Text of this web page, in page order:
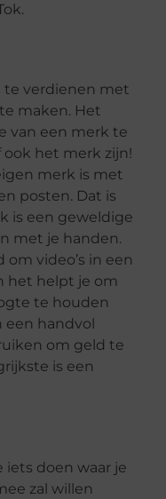
te verdienen met
maken. Het
van een merk te
ook het merk zijn!
merk is met
posten. Dat is
is een geweldige
met je handen.
video’s in een
het helpt je om
te houden
een handvol
om geld te
is een
iets doen waar je
zal willen